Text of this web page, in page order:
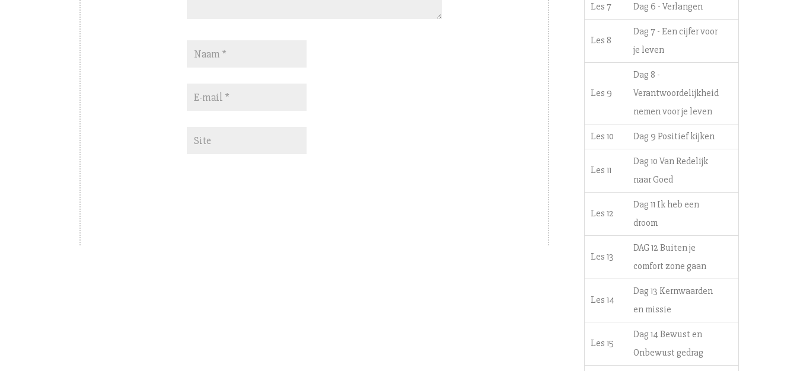
Les 7 Dag 6 - Verlangen
Les 8
Dag 7 - Een cijfer voor
je leven
Les 9
Dag 8 -
Verantwoordelijkheid
nemen voor je leven
Les 10 Dag 9 Positief kijken
Les 11
Dag 10 Van Redelijk
naar Goed
Les 12
Dag 11 Ik heb een
droom
Les 13
DAG 12 Buiten je
comfort zone gaan
Les 14
Dag 13 Kernwaarden
en missie
Les 15
Dag 14 Bewust en
Onbewust gedrag